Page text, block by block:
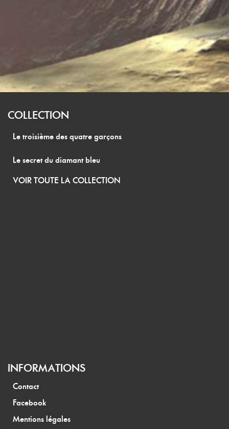
COLLECTION
Le troisième des quatre garçons
Le secret du diamant bleu
VOIR TOUTE LA COLLECTION
INFORMATIONS
Contact
Facebook
Mentions légales